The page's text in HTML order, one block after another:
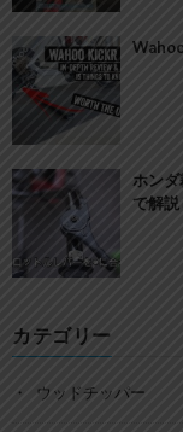
ホン
で解
カテゴリー
ウッドチッパー